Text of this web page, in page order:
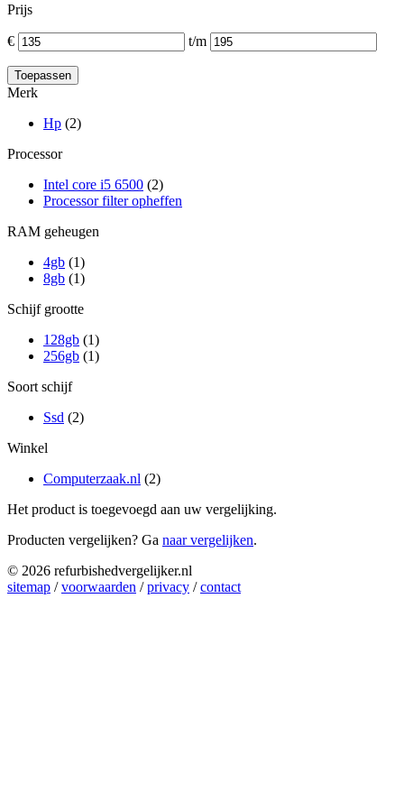
Prijs
€ t/m
Merk
Hp (2)
Processor
Intel core i5 6500 (2)
Processor filter opheffen
RAM geheugen
4gb (1)
8gb (1)
Schijf grootte
128gb (1)
256gb (1)
Soort schijf
Ssd (2)
Winkel
Computerzaak.nl (2)
Het product is toegevoegd aan uw vergelijking.
Producten vergelijken? Ga naar vergelijken.
© 2026 refurbishedvergelijker.nl
sitemap /voorwaarden /privacy /contact